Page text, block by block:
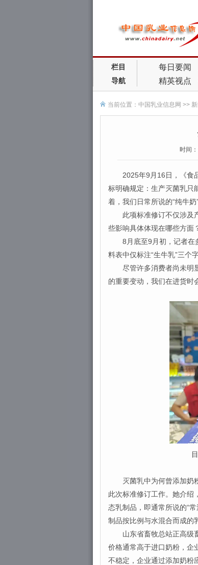
栏目
导航
每日要闻
精英视点
当前位置： 中国乳业信息网 >>
时间
2025年9月16日，《食品
标明确规定：生产灭菌乳只
着，我们日常所说的“纯牛奶
此项标准修订不仅涉及产
些影响具体体现在哪些方面
8月底至9月初，记者在多
料表中仅标注“生牛乳”三个字
尽管许多消费者尚未明显
的重要变动，我们在进货时
目前
灭菌乳中为何曾添加奶粉
此次标准修订工作。她介绍
态乳制品，即通常所说的“
制品按比例与水混合而成的
山东省畜牧总站正高级畜
价格通常高于进口奶粉，企
不稳定，企业通过添加奶粉